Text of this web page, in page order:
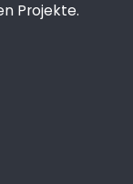
Projekte.